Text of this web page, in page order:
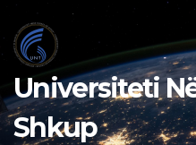
to
content
Universiteti
Shkup